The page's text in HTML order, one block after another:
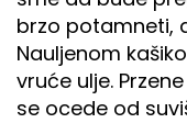
brzo potamneti,
Nauljenom
vruće ulje.
se ocede od